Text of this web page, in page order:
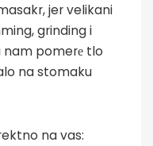
jer velikani
grinding i
nam pomerе tlo
na stomaku
na vas: